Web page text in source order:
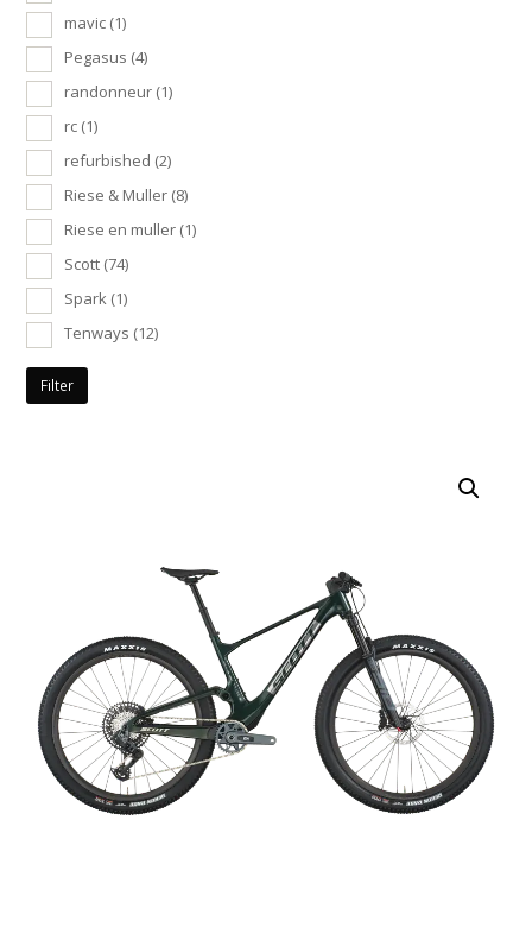
mavic (1)
Pegasus (4)
randonneur (1)
rc (1)
refurbished (2)
Riese & Muller (8)
Riese en muller (1)
Scott (74)
Spark (1)
Tenways (12)
Filter